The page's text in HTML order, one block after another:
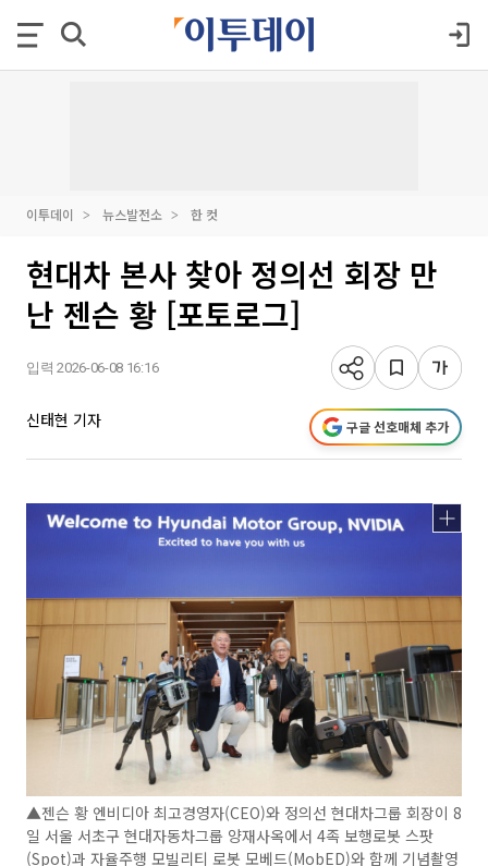
이투데이 뉴스발전소 한 컷
현대차 본사 찾아 정의선 회장 만
난 젠슨 황 [포토로그]
입력 2026-06-08 16:16
신태현 기자 구글 선호매체 추가
▲젠슨 황 엔비디아 최고경영자(CEO)와 정의선 현대차그룹 회장이 8
일 서울 서초구 현대자동차그룹 양재사옥에서 4족 보행로봇 스팟
(Spot)과 자율주행 모빌리티 로봇 모베드(MobED)와 함께 기념촬영